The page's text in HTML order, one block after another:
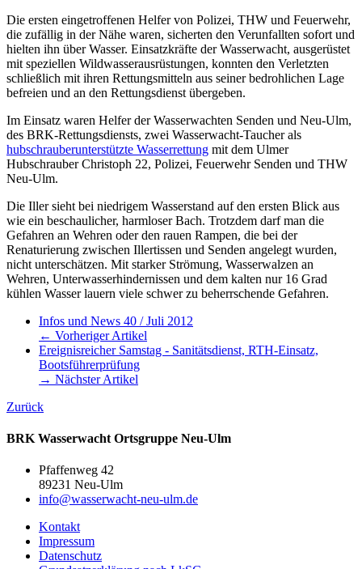
Die ersten eingetroffenen Helfer von Polizei, THW und Feuerwehr,
die zufällig in der Nähe waren, sicherten den Verunfallten sofort und
hielten ihn über Wasser. Einsatzkräfte der Wasserwacht, ausgerüstet
mit speziellen Wildwasserausrüstungen, konnten den Verletzten
schließlich mit ihren Rettungsmitteln aus seiner bedrohlichen Lage
befreien und an den Rettungsdienst übergeben.
Im Einsatz waren Helfer der Wasserwachten Senden und Neu-Ulm,
des BRK-Rettungsdiensts, zwei Wasserwacht-Taucher als
hubschrauberunterstützte Wasserrettung mit dem Ulmer
Hubschrauber Christoph 22, Polizei, Feuerwehr Senden und THW
Neu-Ulm.
Die Iller sieht bei niedrigem Wasserstand auf den ersten Blick aus
wie ein beschaulicher, harmloser Bach. Trotzdem darf man die
Gefahren an Wehren oder den rauen Rampen, die bei der
Renaturierung zwischen Illertissen und Senden angelegt wurden,
nicht unterschätzen. Mit starker Strömung, Wasserwalzen an
Wehren, Unterwasserhindernissen und dem kalten nur 16 Grad
kühlen Wasser lauern viele schwer zu beherrschende Gefahren.
Infos und News 40 / Juli 2012
← Vorheriger Artikel
Ereignisreicher Samstag - Sanitätsdienst, RTH-Einsatz,
Bootsführerprüfung
→ Nächster Artikel
Zurück
BRK Wasserwacht Ortsgruppe Neu-Ulm
Pfaffenweg 42
89231 Neu-Ulm
info@wasserwacht-neu-ulm.de
Kontakt
Impressum
Datenschutz